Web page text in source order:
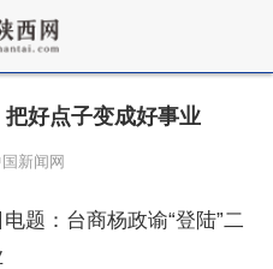
好点子变成好事业
新闻网
题：台商杨政谕“登陆”二